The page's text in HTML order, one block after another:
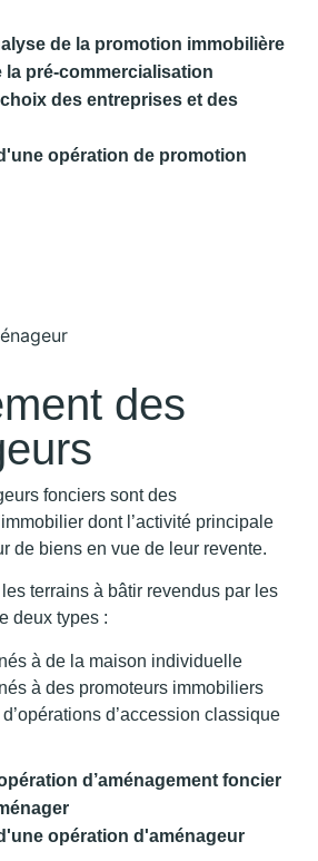
de la promotion immobilière
la pré-commercialisation
des entreprises et des
opération de promotion
des
fonciers sont des
dont l’activité principale
de biens en vue de leur revente.
terrains à bâtir revendus par les
deux types :
à de la maison individuelle
à des promoteurs immobiliers
d’accession classique
d’aménagement foncier
opération d'aménageur